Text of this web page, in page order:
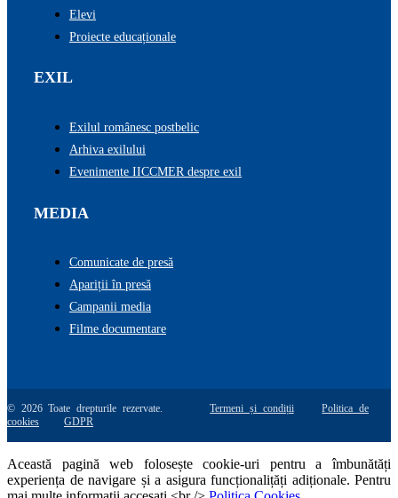
Elevi
Proiecte educaționale
EXIL
Exilul românesc postbelic
Arhiva exilului
Evenimente IICCMER despre exil
MEDIA
Comunicate de presă
Apariții în presă
Campanii media
Filme documentare
© 2026 Toate drepturile rezervate.Termeni și condiții
Politica de
cookies
GDPR
Această pagină web folosește cookie-uri pentru a îmbunătăți
experiența de navigare și a asigura funcționalițăți adiționale. Pentru